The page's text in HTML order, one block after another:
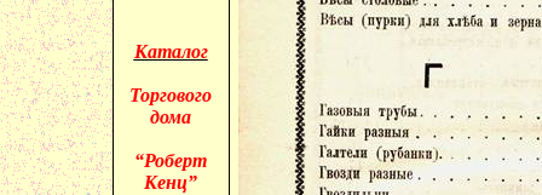
Каталог
Торгового
дома
“Роберт
Кенц”